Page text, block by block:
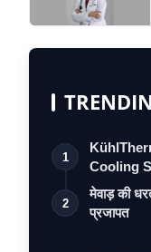
1
Cooling
2
मेवाड़ की
प्रजापत